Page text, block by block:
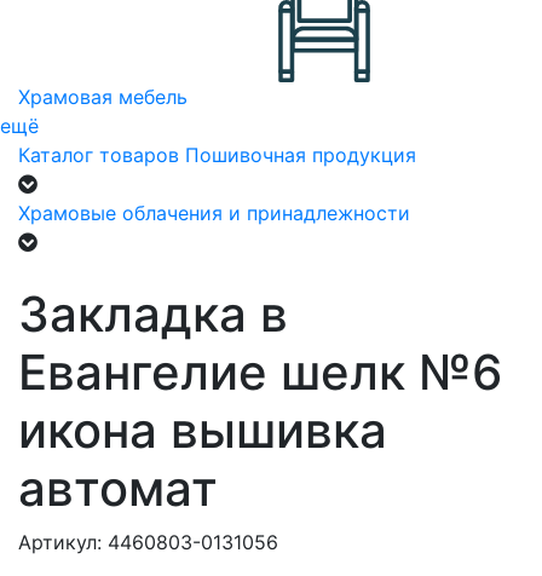
Храмовая мебель
ещё
Каталог товаров Пошивочная продукция
Храмовые облачения и принадлежности
Закладка в
Евангелие шелк №6
икона вышивка
автомат
Артикул: 4460803-0131056